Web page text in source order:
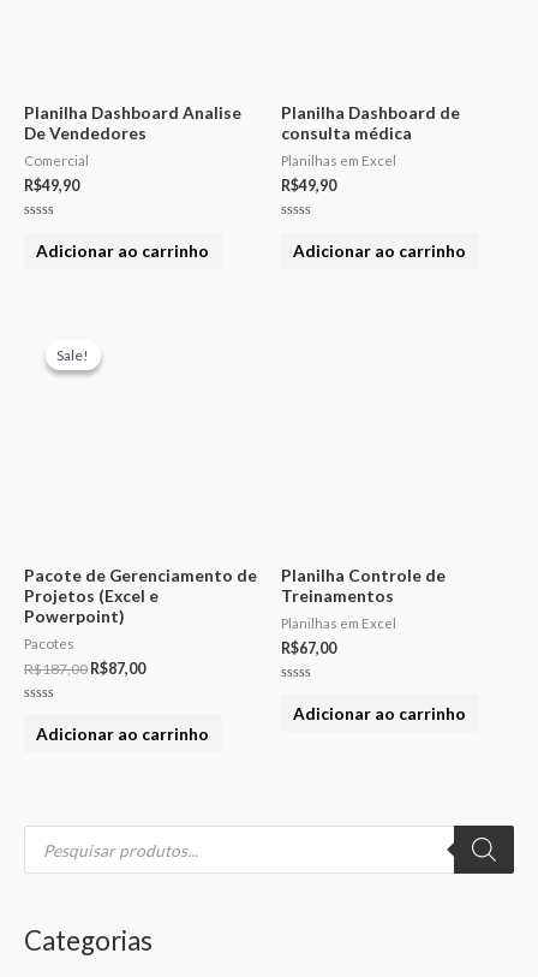
P
q
s
a
Categorias
Planilha Dashboard Analise
De Vendedores
Comercial
R$49,90
deAdicionar ao carrinho
Planilha Dashboard de
consulta médica
Planilhas em Excel
R$49,90
deAdicionar ao carrinho
Sale!
Sale!
Pacote de Gerenciamento de
Projetos (Excel e
Powerpoint)
Pacotes
R$187,00
original
R$87,00
deAdicionar ao carrinho
Planilha Controle de
Treinamentos
Planilhas em Excel
R$67,00
deAdicionar ao carrinho